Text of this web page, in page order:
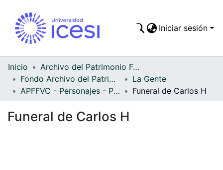
Todo DSpace
Estadísticas
Iniciar sesión
Inicio
Archivo del Patrimonio Fotográfico y Fílmico del Valle del Cauca
Fondo Archivo del Patrimonio Fotográfico y Fílmico del Valle del Cauca
La Gente
APFFVC - Personajes - Patrimonial
Funeral de Carlos H
Funeral de Carlos H